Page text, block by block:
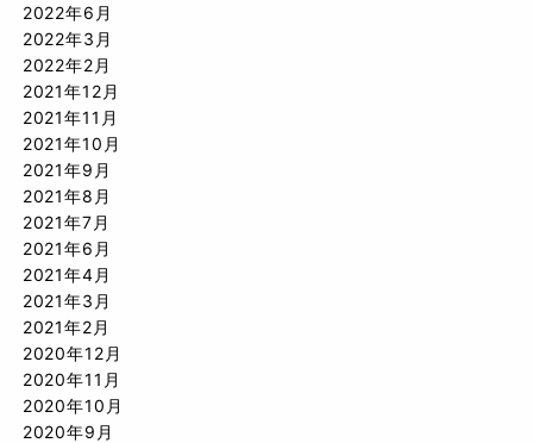
2022年6月
2022年3月
2022年2月
2021年12月
2021年11月
2021年10月
2021年9月
2021年8月
2021年7月
2021年6月
2021年4月
2021年3月
2021年2月
2020年12月
2020年11月
2020年10月
2020年9月